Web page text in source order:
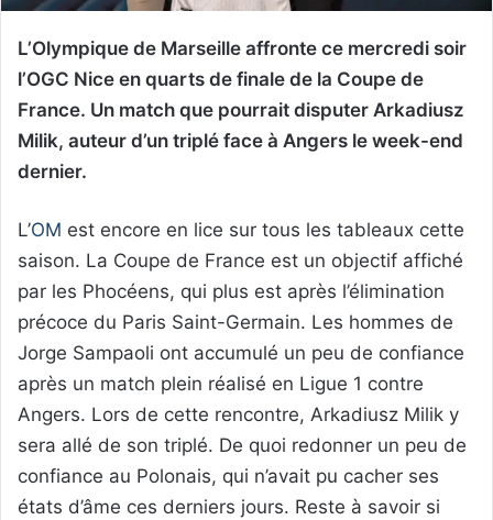
L’Olympique de Marseille affronte ce mercredi soir
l’OGC Nice en quarts de finale de la Coupe de
France. Un match que pourrait disputer Arkadiusz
Milik, auteur d’un triplé face à Angers le week-end
dernier.
L’OM est encore en lice sur tous les tableaux cette
saison. La Coupe de France est un objectif affiché
par les Phocéens, qui plus est après l’élimination
précoce du Paris Saint-Germain. Les hommes de
Jorge Sampaoli ont accumulé un peu de confiance
après un match plein réalisé en Ligue 1 contre
Angers. Lors de cette rencontre, Arkadiusz Milik y
sera allé de son triplé. De quoi redonner un peu de
confiance au Polonais, qui n’avait pu cacher ses
états d’âme ces derniers jours. Reste à savoir si